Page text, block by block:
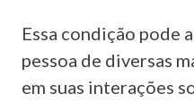
Essa condição pode
pessoa de diversas
em suas interações